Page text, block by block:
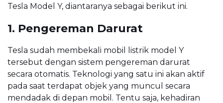
Tesla Model Y, diantaranya sebagai berikut ini.
1. Pengereman Darurat
Tesla sudah membekali mobil listrik model Y
tersebut dengan sistem pengereman darurat
secara otomatis. Teknologi yang satu ini akan aktif
pada saat terdapat objek yang muncul secara
mendadak di depan mobil. Tentu saja, kehadiran